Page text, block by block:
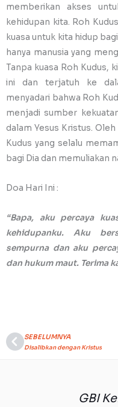
memberikan akses
kehidupan kita. Roh
kuasa untuk kita hidup
hanya manusia yang
Tanpa kuasa Roh Kudus,
ini dan terjatuh ke
menyadari bahwa Roh
menjadi sumber
dalam Yesus Kristus.
Kudus yang selalu
bagi Dia dan memuliakan
Doa Hari Ini :
“Bapa, aku percaya
kehidupanku. Aku
sempurna dan aku
dan hukum maut. Terima
Prev
SEBELUMNYA
Disalibkan dengan Kristus
GBI